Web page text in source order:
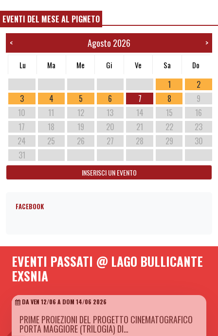
EVENTI DEL MESE AL PIGNETO
< Agosto 2026 >
Lu Ma Me Gi Ve Sa Do
1
2
3
4 5 6 7 8
9
10
11 12 13 14 15
16
17
18 19 20 21 22
23
24
25 26 27 28 29
30
31
INSERISCI UN EVENTO
FACEBOOK
EVENTI PASSATI @ LAGO BULLICANTE
EXSNIA
DA VEN 12/06 A DOM 14/06 2026
PRIME PROIEZIONI DEL PROGETTO CINEMATOGRAFICO
PORTA MAGGIORE (TRILOGIA) DI…